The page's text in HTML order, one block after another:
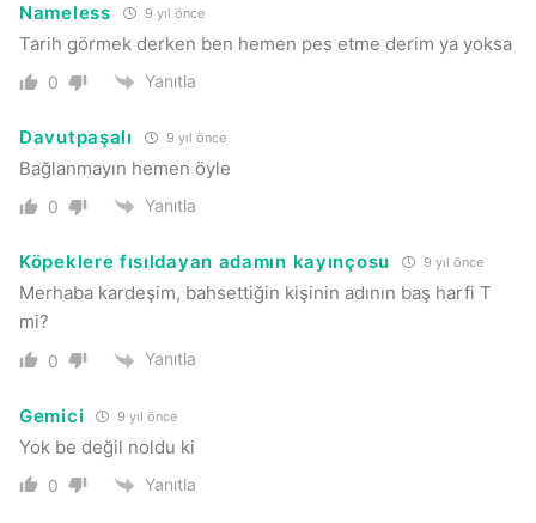
Nameless 9 yıl önce
Tarih görmek derken ben hemen pes etme derim ya yoksa
0 Yanıtla
Davutpaşalı 9 yıl önce
Bağlanmayın hemen öyle
0 Yanıtla
Köpeklere fısıldayan adamın kayınçosu 9 yıl önce
Merhaba kardeşim, bahsettiğin kişinin adının baş harfi T
mi?
0 Yanıtla
Gemici 9 yıl önce
Yok be değil noldu ki
0 Yanıtla